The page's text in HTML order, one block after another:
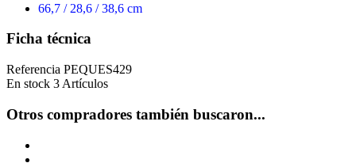
66,7 / 28,6 / 38,6 cm
Ficha técnica
Referencia PEQUES429
En stock 3 Artículos
Otros compradores también buscaron...